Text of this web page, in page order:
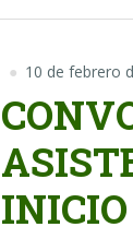
10 de febrero